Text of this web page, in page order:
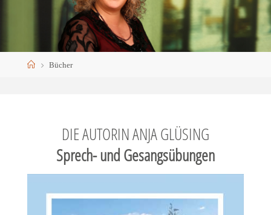
HomeBücher
DIE AUTORIN ANJA GLÜSING
Sprech- und Gesangsübungen